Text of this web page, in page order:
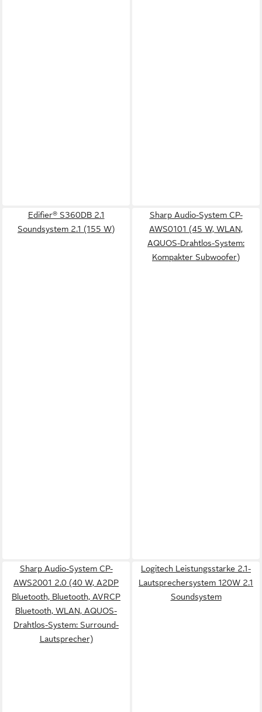
Edifier® S360DB 2.1
Soundsystem 2.1 (155 W)
Sharp Audio-System CP-
AWS0101 (45 W, WLAN,
AQUOS-Drahtlos-System:
Kompakter Subwoofer)
Sharp Audio-System CP-
AWS2001 2.0 (40 W, A2DP
Bluetooth, Bluetooth, AVRCP
Bluetooth, WLAN, AQUOS-
Drahtlos-System: Surround-
Lautsprecher)
Logitech Leistungsstarke 2.1-
Lautsprechersystem 120W 2.1
Soundsystem